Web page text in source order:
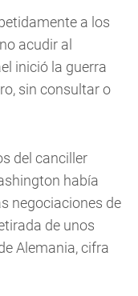
a los
acudir al
inició la guerra
sin consultar o
del canciller
había
negociaciones de
de unos
Alemania, cifra